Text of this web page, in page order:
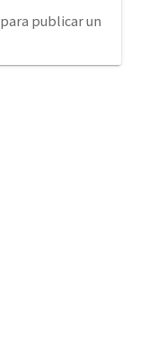
para publicar un